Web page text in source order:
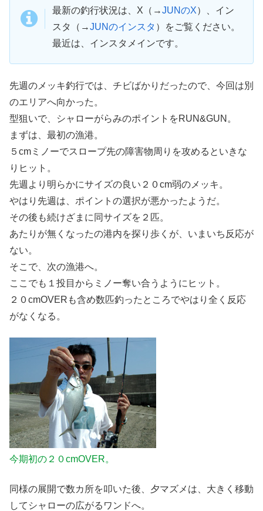
最新の釣行状況は、X（→JUNのX）、イン
スタ（→JUNのインスタ ）をご覧ください。
最近は、インスタメインです。
先週のメッキ釣行では、チビばかりだったので、今回は別
のエリアへ向かった。
型狙いで、シャローがらみのポイントをRUN&GUN。
まずは、最初の漁港。
５cmミノーでスロープ先の障害物周りを攻めるといきな
りヒット。
先週より明らかにサイズの良い２０cm弱のメッキ。
やはり先週は、ポイントの選択が悪かったようだ。
その後も続けざまに同サイズを２匹。
あたりが無くなったの港内を探り歩くが、いまいち反応が
ない。
そこで、次の漁港へ。
ここでも１投目からミノー奪い合うようにヒット。
２０cmOVERも含め数匹釣ったところでやはり全く反応
がなくなる。
今期初の２０cmOVER。
同様の展開で数カ所を叩いた後、夕マズメは、大きく移動
してシャローの広がるワンドへ。